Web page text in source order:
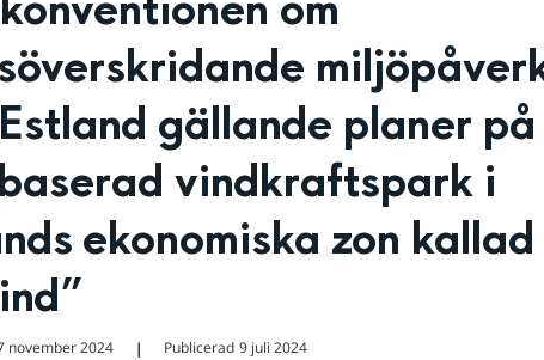
gällande planer på
vindkraftspark i
ekonomiska zon kallad
november 2024 ❘ Publicerad 9 juli 2024